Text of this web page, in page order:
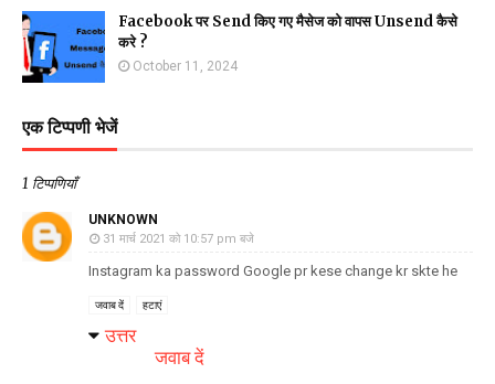
Facebook पर Send किए गए मैसेज को वापस Unsend कैसे
करे ?
October 11, 2024
एक टिप्पणी भेजें
1 टिप्पणियाँ
UNKNOWN
31 मार्च 2021 को 10:57 pm बजे
Instagram ka password Google pr kese change kr skte he
जवाब दें हटाएं
उत्तर
जवाब दें